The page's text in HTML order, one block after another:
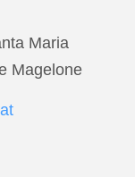
Maria
Magelone